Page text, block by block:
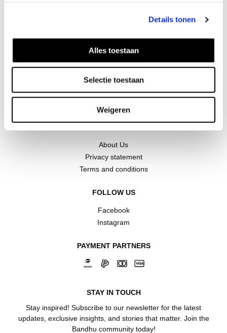
Details tonen
Alles toestaan
Selectie toestaan
Weigeren
CUSTOMER SERVICE
Contact
Shipping and returns
Return Form
About Us
Privacy statement
Terms and conditions
FOLLOW US
Facebook
Instagram
PAYMENT PARTNERS
STAY IN TOUCH
Stay inspired! Subscribe to our newsletter for the latest
updates, exclusive insights, and stories that matter. Join the
Bandhu community today!